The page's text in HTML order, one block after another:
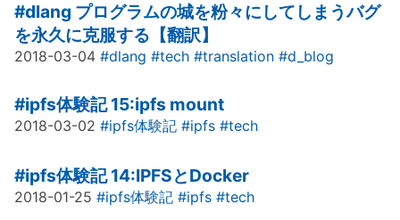
#dlang プログラムの城を粉々にしてしまうバグ
を永久に克服する【翻訳】
2018-03-04 #dlang #tech #translation #d_blog
#ipfs体験記 15:ipfs mount
2018-03-02 #ipfs体験記 #ipfs #tech
#ipfs体験記 14:IPFSとDocker
2018-01-25 #ipfs体験記 #ipfs #tech